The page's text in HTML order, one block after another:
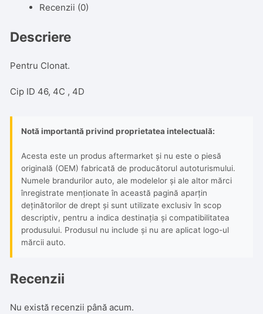
Recenzii (0)
Descriere
Pentru Clonat.
Cip ID 46, 4C , 4D
Notă importantă privind proprietatea intelectuală:
Acesta este un produs aftermarket și nu este o piesă
originală (OEM) fabricată de producătorul autoturismului.
Numele brandurilor auto, ale modelelor și ale altor mărci
înregistrate menționate în această pagină aparțin
deținătorilor de drept și sunt utilizate exclusiv în scop
descriptiv, pentru a indica destinația și compatibilitatea
produsului. Produsul nu include și nu are aplicat logo-ul
mărcii auto.
Recenzii
Nu există recenzii până acum.